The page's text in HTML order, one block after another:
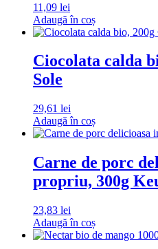
11,09 lei
Adaugă în coș
Ciocolata calda
Sole
29,61 lei
Adaugă în coș
Carne de porc
propriu, 300g
23,83 lei
Adaugă în coș